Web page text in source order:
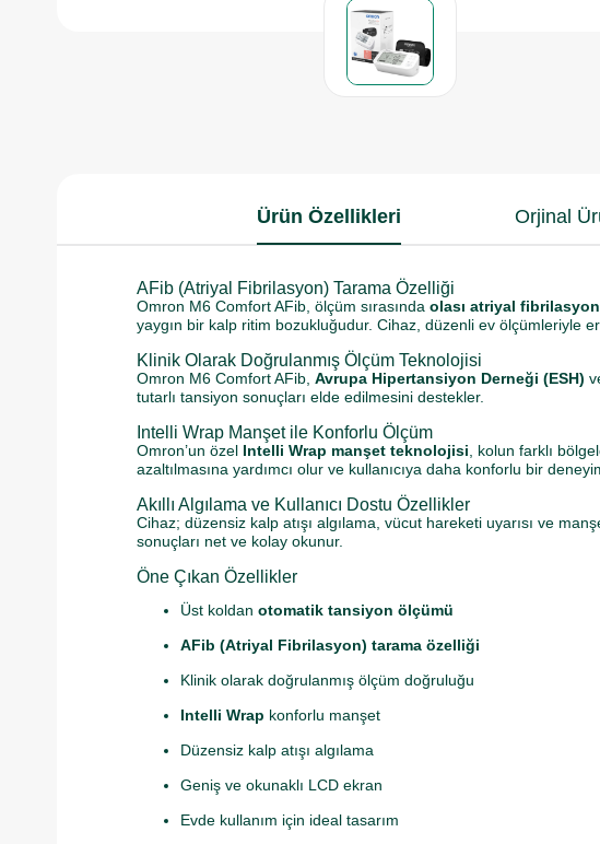
Ürün Özellikleri Orjinal
AFib (Atriyal Fibrilasyon) Tarama Özelliği
Omron M6 Comfort AFib, ölçüm sırasında olası atriyal
yaygın bir kalp ritim bozukluğudur. Cihaz, düzenli ev ölçümleriyle
Klinik Olarak Doğrulanmış Ölçüm Teknolojisi
Omron M6 Comfort AFib, Avrupa Hipertansiyon Derneği (ESH)
tutarlı tansiyon sonuçları elde edilmesini destekler.
Intelli Wrap Manşet ile Konforlu Ölçüm
Omron’un özel Intelli Wrap manşet teknolojisi , kolun farklı
azaltılmasına yardımcı olur ve kullanıcıya daha konforlu bir
Akıllı Algılama ve Kullanıcı Dostu Özellikler
Cihaz; düzensiz kalp atışı algılama, vücut hareketi uyarısı ve
sonuçları net ve kolay okunur.
Öne Çıkan Özellikler
Üst koldan otomatik tansiyon ölçümü
AFib (Atriyal Fibrilasyon) tarama özelliği
Klinik olarak doğrulanmış ölçüm doğruluğu
Intelli Wrap konforlu manşet
Düzensiz kalp atışı algılama
Geniş ve okunaklı LCD ekran
Evde kullanım için ideal tasarım